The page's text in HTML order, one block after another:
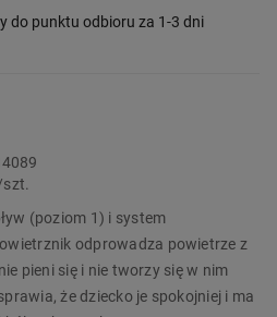
do punktu odbioru za 1-3 dni
szt.
(poziom 1) i system
odprowadza powietrze z
pieni się i nie tworzy się w nim
że dziecko je spokojniej i ma